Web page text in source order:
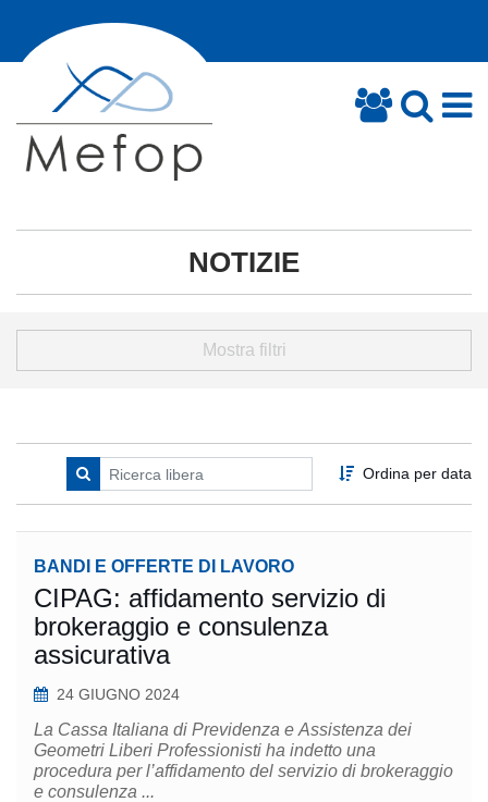
NOTIZIE
Mostra filtri
Ordina per data
BANDI E OFFERTE DI LAVORO
CIPAG: affidamento servizio di
brokeraggio e consulenza
assicurativa
24 GIUGNO 2024
La Cassa Italiana di Previdenza e Assistenza dei
Geometri Liberi Professionisti ha indetto una
procedura per l’affidamento del servizio di brokeraggio
e consulenza ...